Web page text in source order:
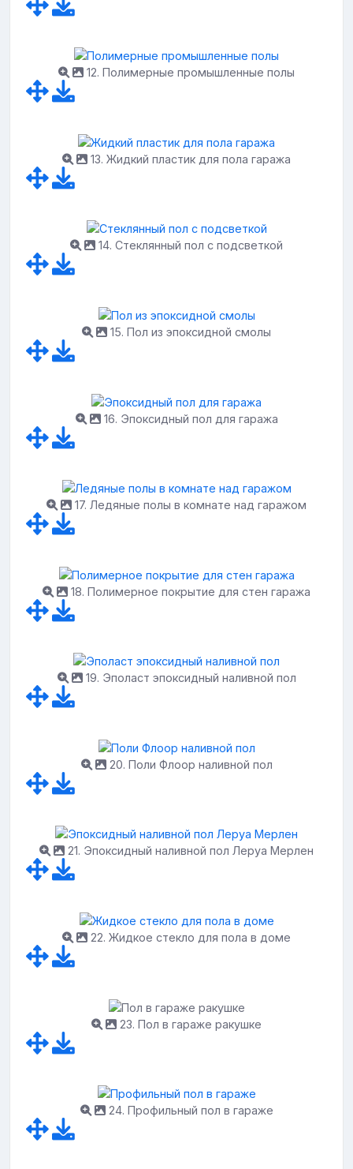
12. Полимерные промышленные полы
13. Жидкий пластик для пола гаража
14. Стеклянный пол с подсветкой
15. Пол из эпоксидной смолы
16. Эпоксидный пол для гаража
17. Ледяные полы в комнате над гаражом
18. Полимерное покрытие для стен гаража
19. Эполаст эпоксидный наливной пол
20. Поли Флоор наливной пол
21. Эпоксидный наливной пол Леруа Мерлен
22. Жидкое стекло для пола в доме
23. Пол в гараже ракушке
24. Профильный пол в гараже